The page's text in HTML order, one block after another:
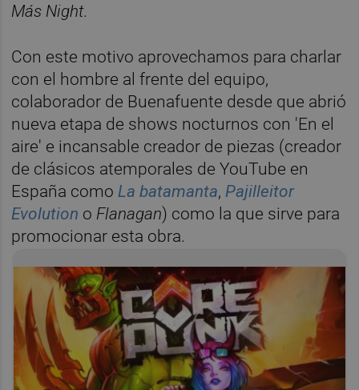
Más Night.
Con este motivo aprovechamos para charlar
con el hombre al frente del equipo,
colaborador de Buenafuente desde que abrió
nueva etapa de shows nocturnos con 'En el
aire' e incansable creador de piezas (creador
de clásicos atemporales de YouTube en
España comoLa batamanta,Pajilleitor
Evolution o Flanagan) como la que sirve para
promocionar esta obra.